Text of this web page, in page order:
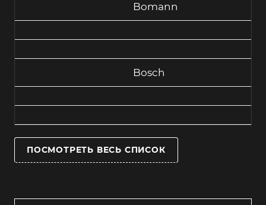
Bomann
Bosch
ПОСМОТРЕТЬ ВЕСЬ СПИСОК